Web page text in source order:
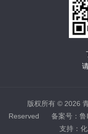
版权所有 © 2026
Reserved 备案号：
支持：